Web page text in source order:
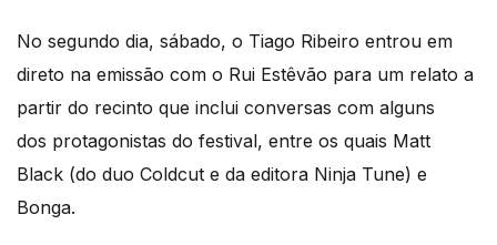
No segundo dia, sábado, o Tiago Ribeiro entrou em
direto na emissão com o Rui Estêvão para um relato a
partir do recinto que inclui conversas com alguns
dos protagonistas do festival, entre os quais Matt
Black (do duo Coldcut e da editora Ninja Tune) e
Bonga.